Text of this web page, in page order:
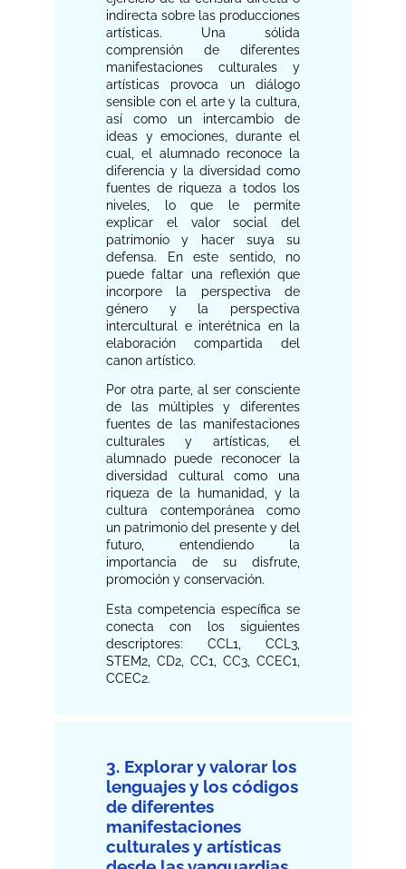
indirecta sobre las producciones
artísticas. Una sólida
comprensión de diferentes
manifestaciones culturales y
artísticas provoca un diálogo
sensible con el arte y la cultura,
así como un intercambio de
ideas y emociones, durante el
cual, el alumnado reconoce la
diferencia y la diversidad como
fuentes de riqueza a todos los
niveles, lo que le permite
explicar el valor social del
patrimonio y hacer suya su
defensa. En este sentido, no
puede faltar una reflexión que
incorpore la perspectiva de
género y la perspectiva
intercultural e interétnica en la
elaboración compartida del
canon artístico.
Por otra parte, al ser consciente
de las múltiples y diferentes
fuentes de las manifestaciones
culturales y artísticas, el
alumnado puede reconocer la
diversidad cultural como una
riqueza de la humanidad, y la
cultura contemporánea como
un patrimonio del presente y del
futuro, entendiendo la
importancia de su disfrute,
promoción y conservación.
Esta competencia específica se
conecta con los siguientes
descriptores: CCL1, CCL3,
STEM2, CD2, CC1, CC3, CCEC1,
CCEC2.
3. Explorar y valorar los
lenguajes y los códigos
de diferentes
manifestaciones
culturales y artísticas